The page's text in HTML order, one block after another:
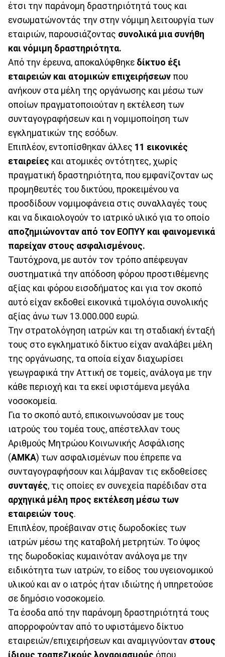
έτσι την παράνομη δραστηριότητά τους και
ενσωματώνοντάς την στην νόμιμη λειτουργία των
εταιριών, παρουσιάζοντας συνολικά μια συνήθη
και νόμιμη δραστηριότητα.
Από την έρευνα, αποκαλύφθηκε δίκτυο έξι
εταιρειών και ατομικών επιχειρήσεων που
ανήκουν στα μέλη της οργάνωσης και μέσω των
οποίων πραγματοποιούταν η εκτέλεση των
συνταγογραφήσεων και η νομιμοποίηση των
εγκληματικών της εσόδων.
Επιπλέον, εντοπίσθηκαν άλλες 11 εικονικές
εταιρείες και ατομικές οντότητες, χωρίς
πραγματική δραστηριότητα, που εμφανίζονταν ως
προμηθευτές του δικτύου, προκειμένου να
προσδίδουν νομιμοφάνεια στις συναλλαγές τους
και να δικαιολογούν το ιατρικό υλικό για το οποίο
αποζημιώνονταν από τον ΕΟΠΥΥ και φαινομενικά
παρείχαν στους ασφαλισμένους.
Ταυτόχρονα, με αυτόν τον τρόπο απέφευγαν
συστηματικά την απόδοση φόρου προστιθέμενης
αξίας και φόρου εισοδήματος και για τον σκοπό
αυτό είχαν εκδοθεί εικονικά τιμολόγια συνολικής
αξίας άνω των 13.000.000 ευρώ.
Την στρατολόγηση ιατρών και τη σταδιακή ένταξή
τους στο εγκληματικό δίκτυο είχαν αναλάβει μέλη
της οργάνωσης, τα οποία είχαν διαχωρίσει
γεωγραφικά την Αττική σε τομείς, ανάλογα με την
κάθε περιοχή και τα εκεί υφιστάμενα μεγάλα
νοσοκομεία.
Για το σκοπό αυτό, επικοινωνούσαν με τους
ιατρούς του τομέα τους, απέστελλαν τους
Αριθμούς Μητρώου Κοινωνικής Ασφάλισης
(ΑΜΚΑ) των ασφαλισμένων που έπρεπε να
συνταγογραφήσουν και λάμβαναν τις εκδοθείσες
συνταγές, τις οποίες εν συνεχεία παρέδιδαν στα
αρχηγικά μέλη προς εκτέλεση μέσω των
εταιρειών τους.
Επιπλέον, προέβαιναν στις δωροδοκίες των
ιατρών μέσω της καταβολή μετρητών. Το ύψος
της δωροδοκίας κυμαινόταν ανάλογα με την
ειδικότητα των ιατρών, το είδος του υγειονομικού
υλικού και αν ο ιατρός ήταν ιδιώτης ή υπηρετούσε
σε δημόσιο νοσοκομείο.
Τα έσοδα από την παράνομη δραστηριότητά τους
απορροφούνταν από το υφιστάμενο δίκτυο
εταιρειών/επιχειρήσεων και αναμιγνύονταν στους